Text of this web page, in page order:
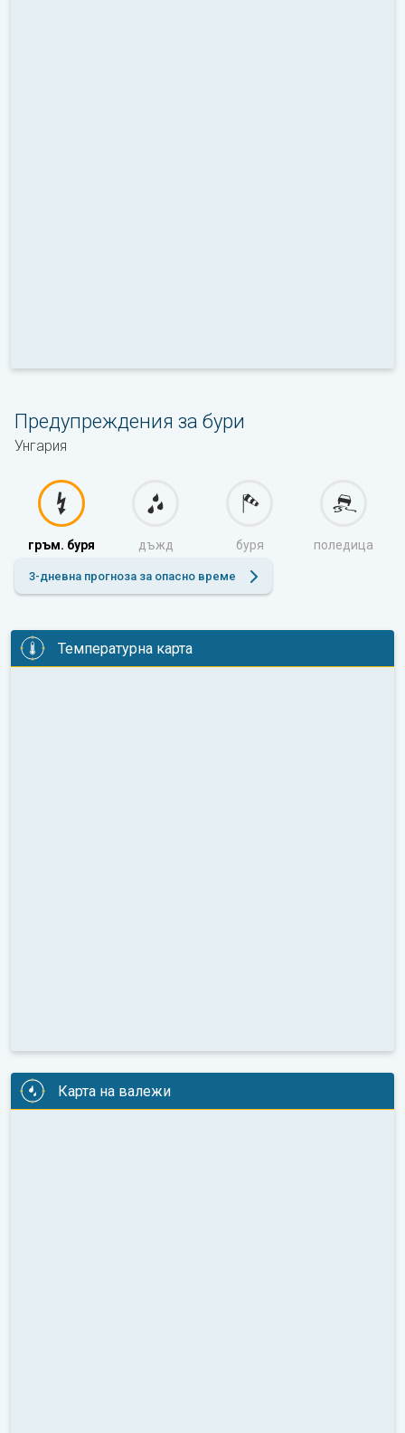
Предупреждения за бури
Унгария
гръм. буря дъжд буря поледица
3-дневна прогноза за опасно време
Температурна карта
Карта на валежи